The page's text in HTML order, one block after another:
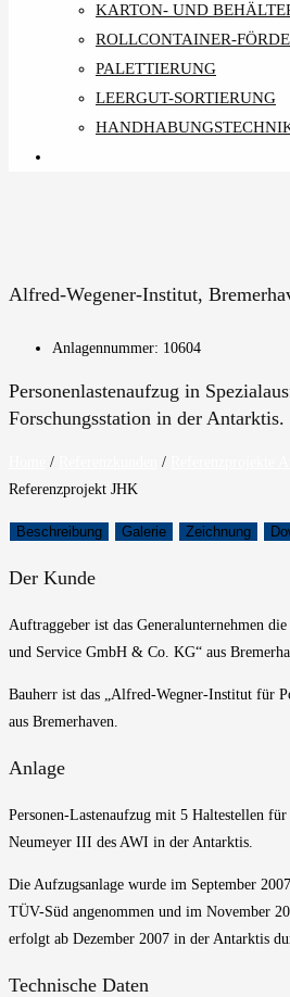
KARTON- UND
ROLLCONTAINER-
PALETTIERUNG
LEERGUT-SORTIERUNG
Alfred-Wegener-Institut,
Anlagennummer: 10604
Personenlastenaufzug in
Forschungsstation in der Antarktis.
/ /
Referenzprojekt JHK
Beschreibung Galerie Zeichnung
Der Kunde
Auftraggeber ist das Generalunternehmen
und Service GmbH & Co. KG“ aus
Bauherr ist das „Alfred-Wegner-Institut für
aus Bremerhaven.
Anlage
Personen-Lastenaufzug mit 5 Haltestellen für
Neumeyer III des AWI in der Antarktis.
Die Aufzugsanlage wurde im September
TÜV-Süd angenommen und im November
erfolgt ab Dezember 2007 in der Antarktis
Technische Daten